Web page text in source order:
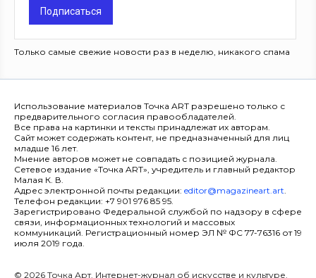
Подписаться
Только самые свежие новости раз в неделю, никакого спама
Использование материалов Точка ART разрешено только с
предварительного согласия правообладателей.
Все права на картинки и тексты принадлежат их авторам.
Сайт может содержать контент, не предназначенный для лиц
младше 16 лет.
Мнение авторов может не совпадать с позицией журнала.
Сетевое издание «Точка ART», учредитель и главный редактор
Малая К. В.
Адрес электронной почты редакции: editor@magazineart.art.
Телефон редакции: +7 901 976 85 95.
Зарегистрировано Федеральной службой по надзору в сфере
связи, информационных технологий и массовых
коммуникаций. Регистрационный номер ЭЛ № ФС 77-76316 от 19
июля 2019 года.
© 2026 Точка Арт. Интернет-журнал об искусстве и культуре.